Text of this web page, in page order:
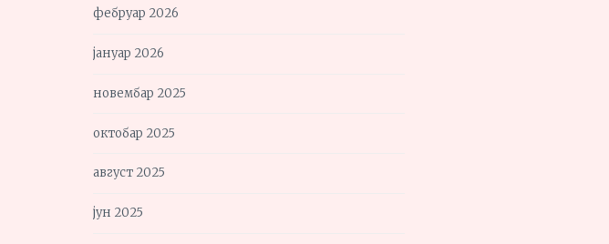
фебруар 2026
јануар 2026
новембар 2025
октобар 2025
август 2025
јун 2025